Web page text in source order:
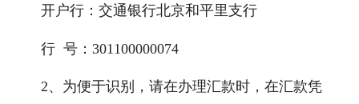
开户行：交通银行北京和平里支行
行 号：301100000074
2、为便于识别，请在办理汇款时，在汇款凭